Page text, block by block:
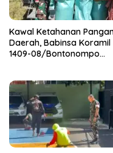
Kawal Ketahanan
Daerah, Babinsa Koramil
1409-08/Bontonompo